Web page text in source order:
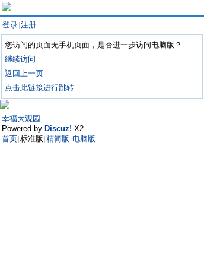
登录 注册
您访问的页面无手机页面，是否进一步访问电脑版？
继续访问
返回上一页
点击此链接进行跳转
幸福大观园
Powered by Discuz! X2
首页 标准版 精简版 电脑版